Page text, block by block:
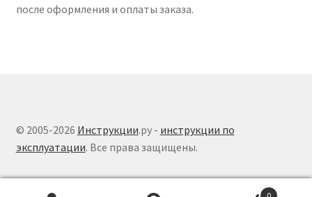
после оформления и оплаты заказа.
© 2005-2026 Инструкции.ру - инструкции по
эксплуатации. Все права защищены.